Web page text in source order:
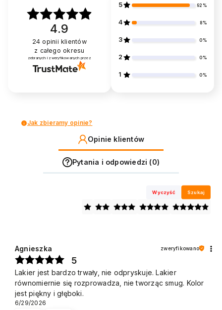
4.9
24 opinii klientów
z całego okresu
zebranych i zweryfikowanych przez
5 92%
4 8%
3 0%
2 0%
1 0%
Jak zbieramy opinie?
Opinie klientów
Pytania i odpowiedzi (0)
Wyczyść Szukaj
Agnieszka zweryfikowano
5
Lakier jest bardzo trwały, nie odpryskuje. Lakier
równomiernie się rozprowadza, nie tworząc smug. Kolor
jest piękny i głęboki.
6/29/2026